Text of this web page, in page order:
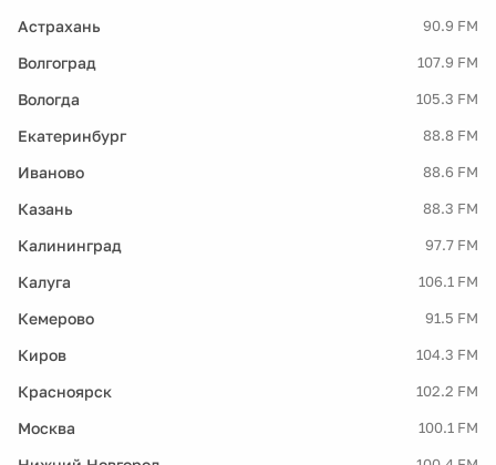
Астрахань 90.9 FM
Волгоград 107.9 FM
Вологда 105.3 FM
Екатеринбург 88.8 FM
Иваново 88.6 FM
Казань 88.3 FM
Калининград 97.7 FM
Калуга 106.1 FM
Кемерово 91.5 FM
Киров 104.3 FM
Красноярск 102.2 FM
Москва 100.1 FM